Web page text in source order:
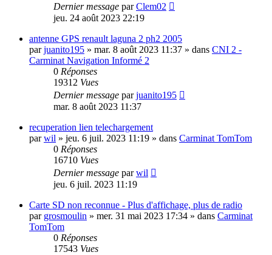
Dernier message parClem02
jeu. 24 août 2023 22:19
antenne GPS renault laguna 2 ph2 2005
parjuanito195 » mar. 8 août 2023 11:37 » dans CNI 2 -
Carminat Navigation Informé 2
0 Réponses
19312 Vues
Dernier message parjuanito195
mar. 8 août 2023 11:37
recuperation lien telechargement
parwil » jeu. 6 juil. 2023 11:19 » dans Carminat TomTom
0 Réponses
16710 Vues
Dernier message parwil
jeu. 6 juil. 2023 11:19
Carte SD non reconnue - Plus d'affichage, plus de radio
par grosmoulin » mer. 31 mai 2023 17:34 » dans Carminat
TomTom
0 Réponses
17543 Vues